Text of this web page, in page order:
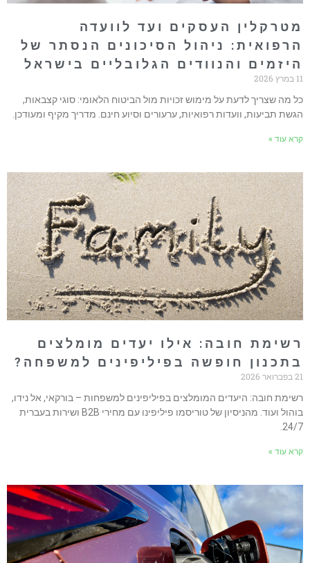
העסקים ועד לוועדה
ניהול הסיכונים הנסתר של
והנוודים הגלובליים בישראל
מה שצריך לדעת על מימוש זכויות מול הביטוח הלאומי: סוגי קצבאות,
תביעות, וועדות רפואיות, ערעורים וסיוע חינם. מדריך מקיף ומעודכן.
עוד »
חובה: אילו יעדים מומלצים
חופשה בפיליפינים למשפחה?
חובה: היעדים המומלצים בפיליפינים למשפחות – בורקאי, אל נידו,
בוהול ועוד. מהניסיון של טוריסמו פיליפינו עם מחירי B2B ושירות בעברית
24/
עוד »